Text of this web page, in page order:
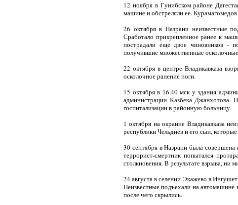
12 ноября в Гунибском районе
машине и обстреляли ее.
26 октября в Назрани неизвестные
Сработало прикрепленное ранее к
пострадали еще двое чиновников -
получившие множественные
22 октября в центре Владикавказа
осколочное ранение ноги.
15 октября в 16.40 мск у здания
администрации Казбека Джанхотова.
госпитализации в районную больницу.
1 октября на окраине Владикавказа
республики Чельдиев и его сын,
30 сентября в Назрани была
террорист-смертник попытался
столкновения. В результате взрыва, ни
24 августа в селении Экажево в
Неизвестные подъехали на автомашине
после чего скрылись.